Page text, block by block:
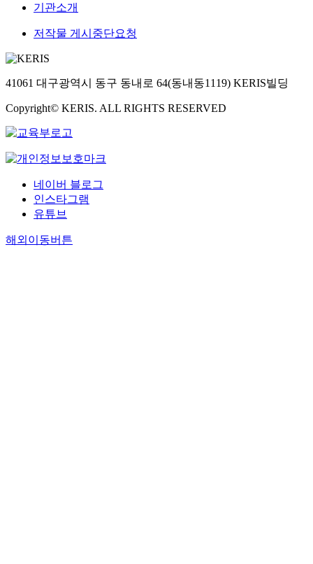
기관소개
저작물 게시중단요청
41061 대구광역시 동구 동내로 64(동내동1119) KERIS빌딩
Copyright© KERIS. ALL RIGHTS RESERVED
네이버 블로그
인스타그램
유튜브
해외이동버튼